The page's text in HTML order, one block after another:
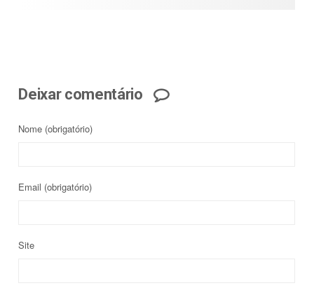
Deixar comentário
Nome (obrigatório)
Email (obrigatório)
Site